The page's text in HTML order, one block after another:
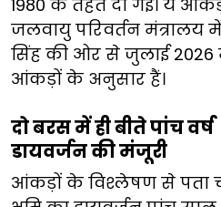
1980 के तहत दी गई। ये
जलवायु परिवर्तन मंत्रालय में
सिंह की ओर से जुलाई
आंकड़ों के अनुसार हैं।
दो बरस में ही बीते पांच
डायवर्जन की मंजूरी
आंकड़ों के विश्लेषण से पता